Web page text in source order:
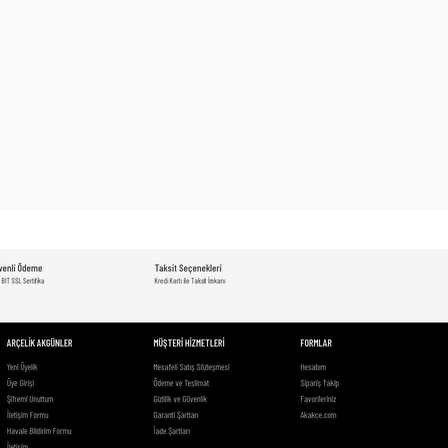
Ödeme
SSL Sertifika
Taksit Seçenekleri
Kredi Kartı ile Taksit İmkanı
ARÇELİK AKGÜNLER
Yeni Üyelik
Üye Girişi
Şifremi Unuttum
İletişim Formu
Havale Bildirim Formu
MÜŞTERİ HİZMETLERİ
Mesafeli Satış Sözleşmesi
Ödeme ve Teslimat
Gizlilik ve Güvenlik
Garanti Şartları
İade Şartları
FORMLAR
Hesabım
Sipariş Takip
Favorileriniz
Akakce.com